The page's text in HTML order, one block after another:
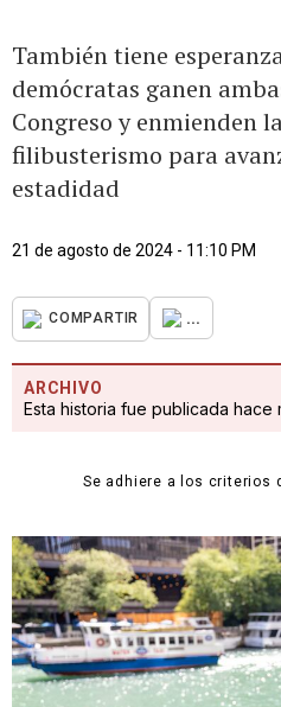
También tiene
demócratas ganen
Congreso y enmienden
filibusterismo para
estadidad
21 de agosto de 2024 - 11:10 PM
COMPARTIR ...
ARCHIVO
Esta historia fue publicada hace
Se adhiere a los criterios